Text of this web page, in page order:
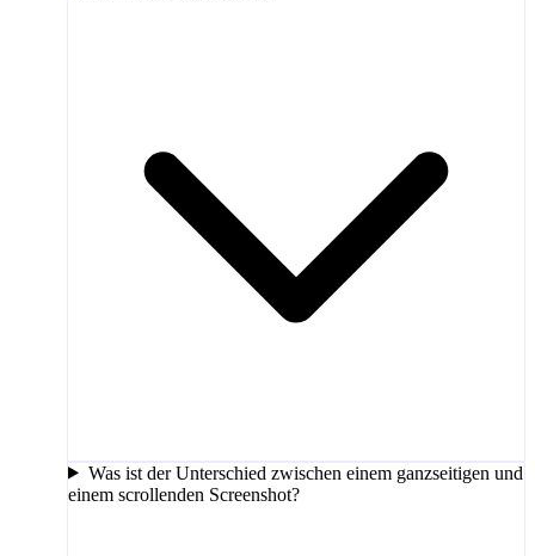
Was ist der Unterschied zwischen einem ganzseitigen und
einem scrollenden Screenshot?